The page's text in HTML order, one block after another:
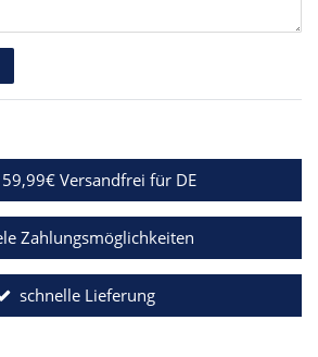
Versandfrei für DE
Zahlungsmöglichkeiten
schnelle Lieferung